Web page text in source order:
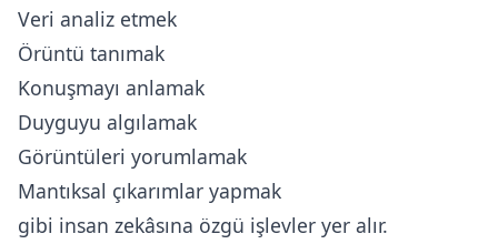
Veri analiz etmek
Örüntü tanımak
Konuşmayı anlamak
Duyguyu algılamak
Görüntüleri yorumlamak
Mantıksal çıkarımlar yapmak
gibi insan zekâsına özgü işlevler yer alır.